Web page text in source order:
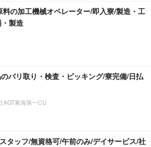
料の加工機械オペレーター/即入寮/製造・工
製造
バリ取り・検査・ピッキング/寮完備/日払
AGT東海第一CU
タッフ/無資格可/午前のみ/デイサービス/社